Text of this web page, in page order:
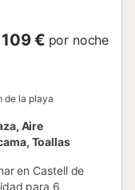
109 € por noche
de la playa
Aire
Toallas
en Castell de
para 6